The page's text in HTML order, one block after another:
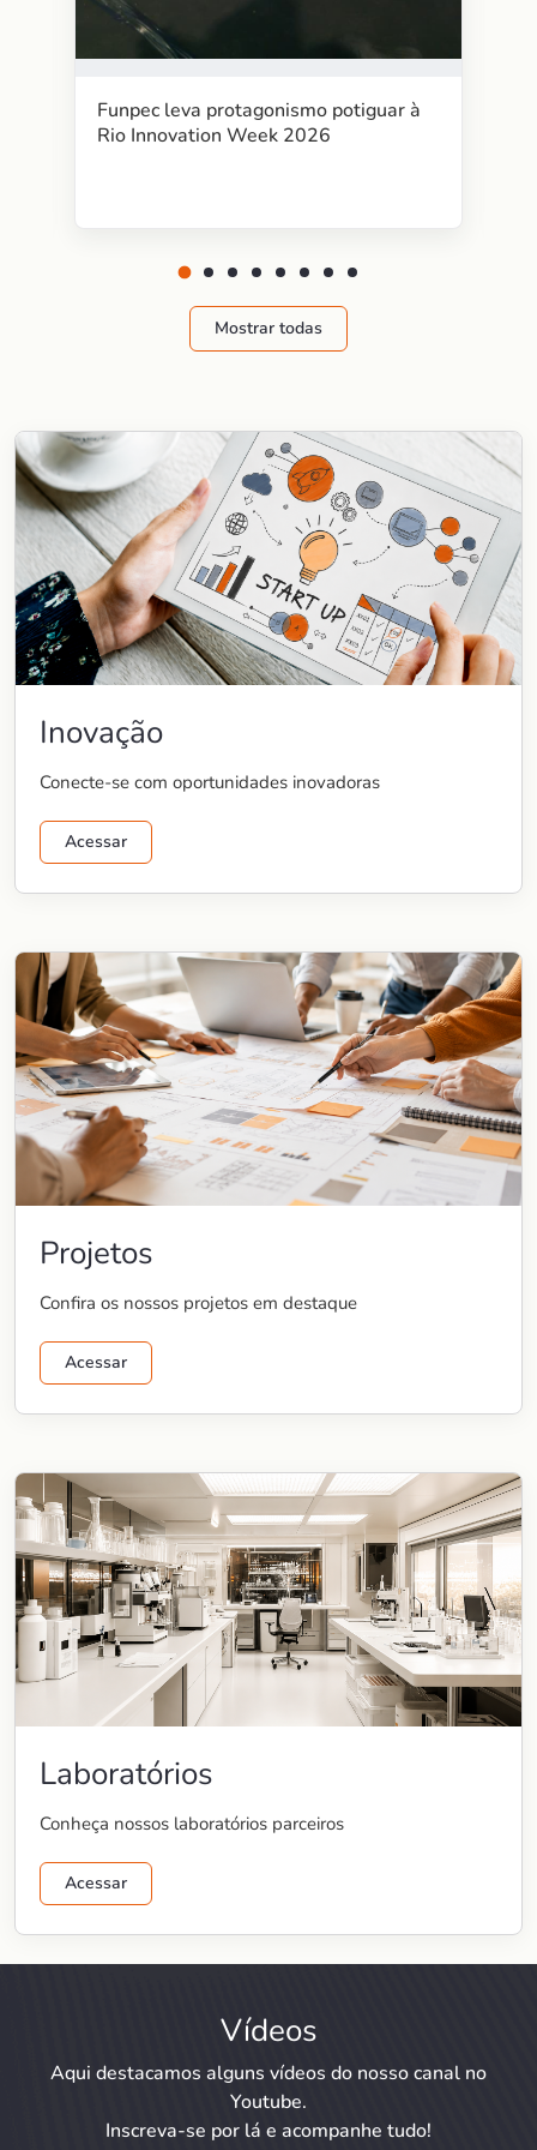
Funpec leva protagonismo potiguar à
Rio Innovation Week 2026
Mostrar todas
Inovação
Conecte-se com oportunidades inovadoras
Acessar
Projetos
Confira os nossos projetos em destaque
Acessar
Laboratórios
Conheça nossos laboratórios parceiros
Acessar
Vídeos
Aqui destacamos alguns vídeos do nosso canal no
Youtube.
Inscreva-se por lá e acompanhe tudo!